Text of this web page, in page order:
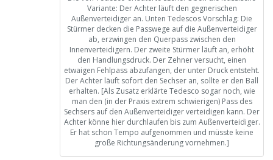
Variante: Der Achter läuft den gegnerischen
Außenverteidiger an. Unten Tedescos Vorschlag: Die
Stürmer decken die Passwege auf die Außenverteidiger
ab, erzwingen den Querpass zwischen den
Innenverteidigern. Der zweite Stürmer läuft an, erhöht
den Handlungsdruck. Der Zehner versucht, einen
etwaigen Fehlpass abzufangen, der unter Druck entsteht.
Der Achter läuft sofort den Sechser an, sollte er den Ball
erhalten. [Als Zusatz erklärte Tedesco sogar noch, wie
man den (in der Praxis extrem schwierigen) Pass des
Sechsers auf den Außenverteidiger verteidigen kann. Der
Achter könne hier durchlaufen bis zum Außenverteidiger.
Er hat schon Tempo aufgenommen und müsste keine
große Richtungsänderung vornehmen.]